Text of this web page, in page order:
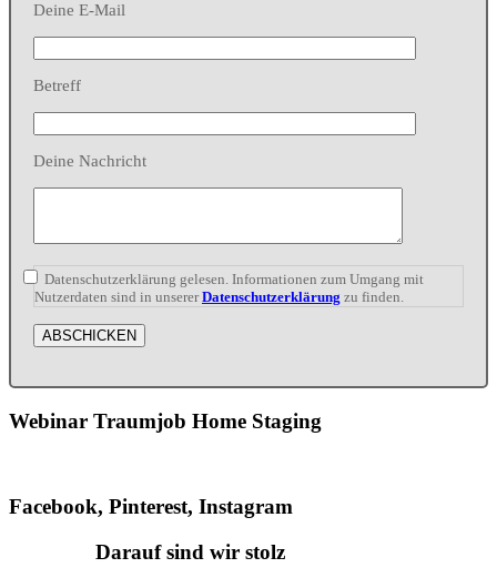
Deine E-Mail
Betreff
Deine Nachricht
Datenschutzerklärung gelesen. Informationen zum Umgang mit
Nutzerdaten sind in unsererDatenschutzerklärung zu finden.
Webinar Traumjob Home Staging
Facebook, Pinterest, Instagram
Darauf sind wir stolz